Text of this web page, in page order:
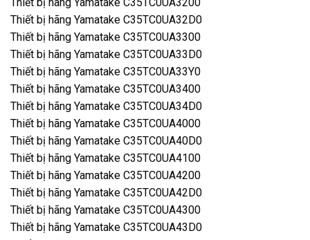
Thiết bị hãng Yamatake C35TC0UA32D0
Thiết bị hãng Yamatake C35TC0UA3300
Thiết bị hãng Yamatake C35TC0UA33D0
Thiết bị hãng Yamatake C35TC0UA33Y0
Thiết bị hãng Yamatake C35TC0UA3400
Thiết bị hãng Yamatake C35TC0UA34D0
Thiết bị hãng Yamatake C35TC0UA4000
Thiết bị hãng Yamatake C35TC0UA40D0
Thiết bị hãng Yamatake C35TC0UA4100
Thiết bị hãng Yamatake C35TC0UA4200
Thiết bị hãng Yamatake C35TC0UA42D0
Thiết bị hãng Yamatake C35TC0UA4300
Thiết bị hãng Yamatake C35TC0UA43D0